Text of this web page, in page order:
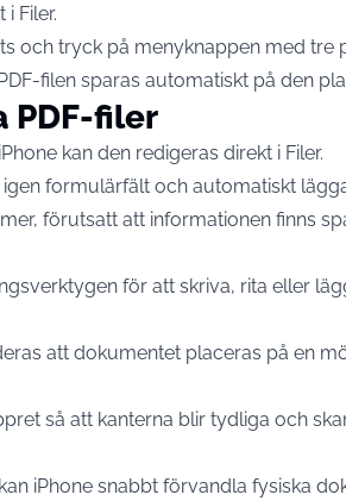
Filer.
och tryck på menyknappen med tre
filen sparas automatiskt på den
PDF-filer
kan den redigeras direkt i Filer.
formulärfält och automatiskt
förutsatt att informationen finns
för att skriva, rita eller
att dokumentet placeras på en
så att kanterna blir tydliga och
iPhone snabbt förvandla fysiska